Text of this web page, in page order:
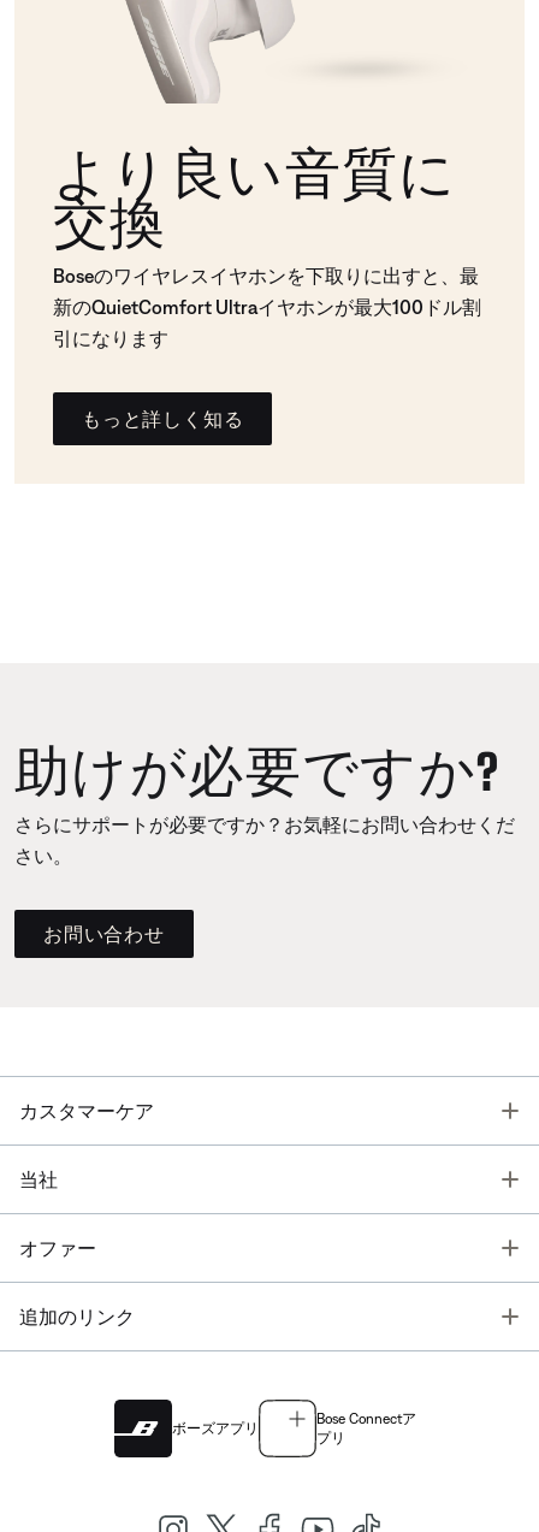
より良い音質に
交換
Boseのワイヤレスイヤホンを下取りに出すと、最
新のQuietComfort Ultraイヤホンが最大100ドル割
引になります
もっと詳しく知る
助けが必要ですか?
さらにサポートが必要ですか？お気軽にお問い合わせくだ
さい。
お問い合わせ
カスタマーケア
当社
オファー
追加のリンク
ボーズアプリ
Bose Connectア
プリ